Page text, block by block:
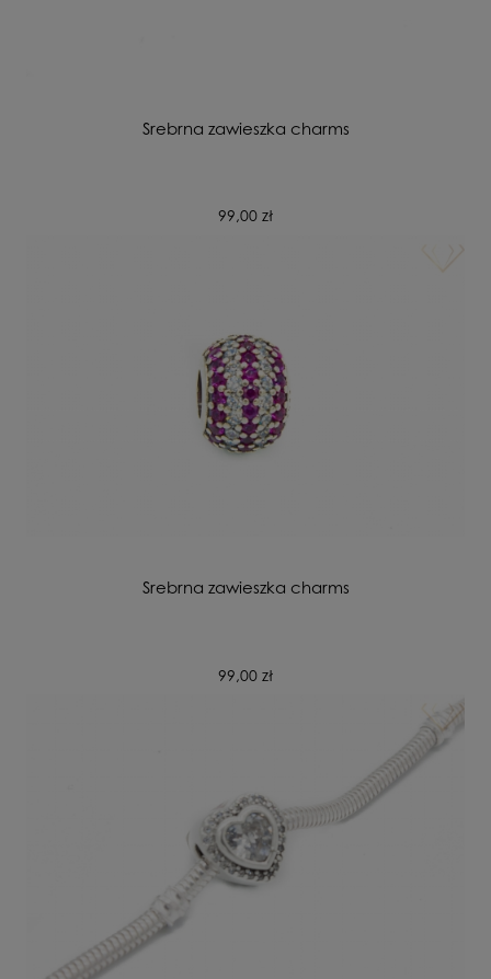
Srebrna zawieszka charms
99,00 zł
Srebrna zawieszka charms
99,00 zł